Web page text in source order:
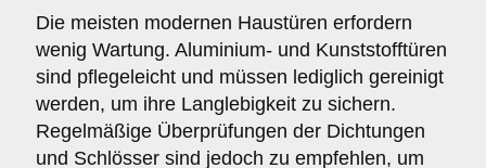
Die meisten modernen Haustüren erfordern
wenig Wartung. Aluminium- und Kunststofftüren
sind pflegeleicht und müssen lediglich gereinigt
werden, um ihre Langlebigkeit zu sichern.
Regelmäßige Überprüfungen der Dichtungen
und Schlösser sind jedoch zu empfehlen, um